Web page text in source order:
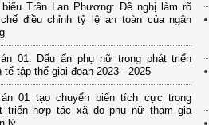
Trần Lan Phương: Đề nghị làm rõ
điều chỉnh tỷ lệ an toàn của ngân
01: Dấu ấn phụ nữ trong phát triển
tế tập thể giai đoạn 2023 - 2025
01 tạo chuyển biến tích cực trong
triển hợp tác xã do phụ nữ tham gia